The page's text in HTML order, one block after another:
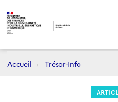
Accueil Trésor-Info